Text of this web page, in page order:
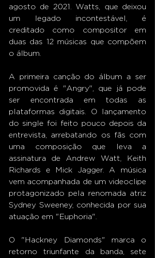
agosto de 2021. Watts, que deixou
um legado incontestável, é
creditado como compositor em
duas das 12 músicas que compõem
o álbum.
A primeira canção do álbum a ser
promovida é "Angry", que já pode
ser encontrada em todas as
plataformas digitais. O lançamento
do single foi feito pouco depois da
entrevista, arrebatando os fãs com
uma composição que leva a
assinatura de Andrew Watt, Keith
Richards e Mick Jagger. A música
vem acompanhada de um videoclipe
protagonizado pela renomada atriz
Sydney Sweeney, conhecida por sua
atuação em "Euphoria".
O "Hackney Diamonds" marca o
retorno triunfante da banda, sete